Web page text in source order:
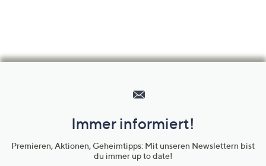
Unternehmensinformationen
Immer informiert!
Premieren, Aktionen, Geheimtipps: Mit unseren Newslettern bist
du immer up to date!